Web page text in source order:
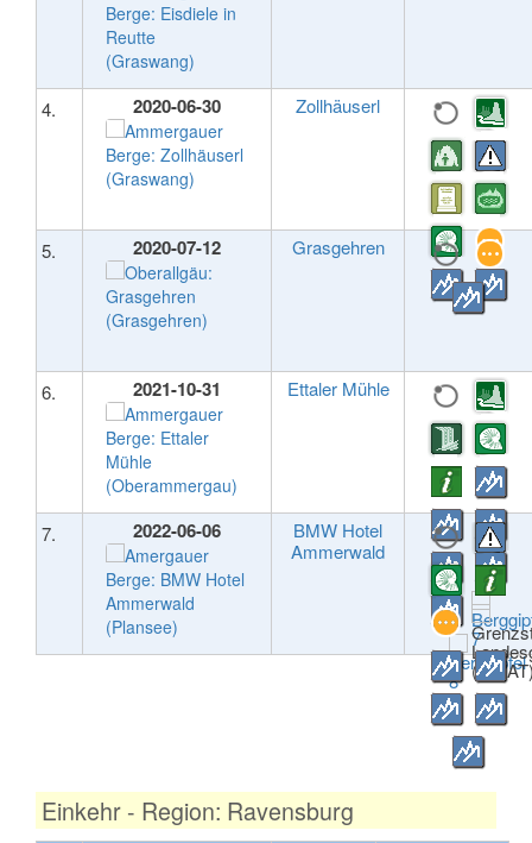
4. 2020-06-30 Zollhäuserl
5. 2020-07-12 Grasgehren
6. 2021-10-31 Ettaler Mühle
7. 2022-06-06
BMW Hotel
Ammerwald
Einkehr - Region: Ravensburg